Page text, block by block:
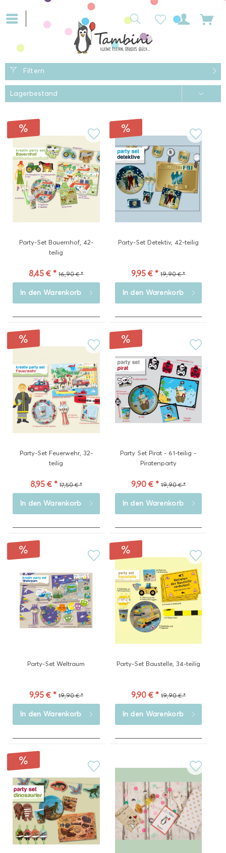
Filtern
Party-Set Bauernhof, 42-
teilig
8,45 € * 16,90 € *
In den Warenkorb
Party-Set Detektiv, 42-teilig
9,95 € * 19,90 € *
In den Warenkorb
Party-Set Feuerwehr, 32-
teilig
8,95 € * 17,50 € *
In den Warenkorb
Party Set Pirat - 61-teilig -
Piratenparty
9,90 € * 19,90 € *
In den Warenkorb
Party-Set Weltraum
9,95 € * 19,90 € *
In den Warenkorb
Party-Set Baustelle, 34-teilig
9,90 € * 19,90 € *
In den Warenkorb